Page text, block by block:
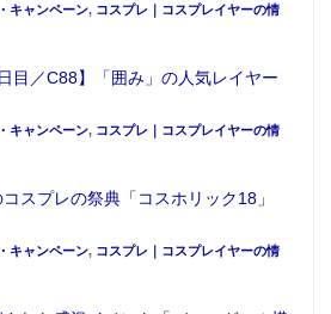
キャンペーン, コスプレ｜コスプレイヤーの情
目／C88】「囲み」の人気レイヤー
キャンペーン, コスプレ｜コスプレイヤーの情
スプレの祭典「コスホリック18」
キャンペーン, コスプレ｜コスプレイヤーの情